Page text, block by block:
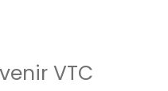
VTC